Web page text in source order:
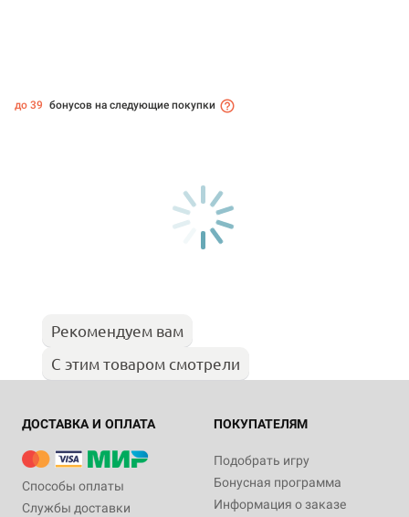
до 39 бонусов на следующие покупки
Рекомендуем вам
С этим товаром смотрели
ДОСТАВКА И ОПЛАТА
Способы оплаты
Службы доставки
ПОКУПАТЕЛЯМ
Подобрать игру
Бонусная программа
Информация о заказе